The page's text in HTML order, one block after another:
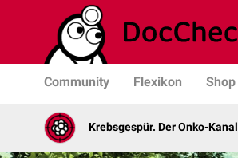
Community Flexikon Shop
Krebsgespür. Der Onko-Kanal